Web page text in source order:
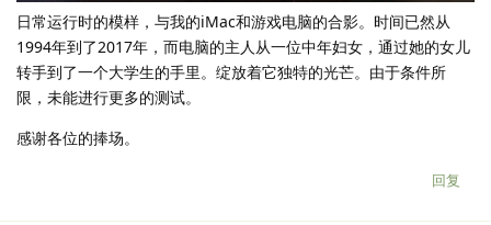
日常运行时的模样，与我的iMac和游戏电脑的合影。时间已然从
1994年到了2017年，而电脑的主人从一位中年妇女，通过她的女儿
转手到了一个大学生的手里。绽放着它独特的光芒。由于条件所
限，未能进行更多的测试。
感谢各位的捧场。
回复